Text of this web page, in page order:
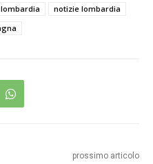
notizie lombardia
prossimo articolo